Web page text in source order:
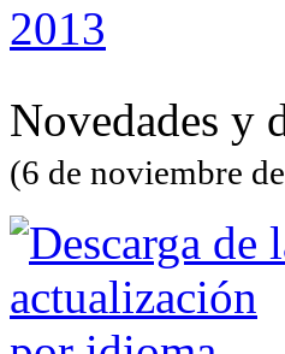
Novedades y
(6 de noviembre